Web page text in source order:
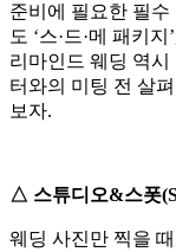
준비에 필요한 필수
도 ‘스·드·메 패키
리마인드 웨딩 역시
터와의 미팅 전 살펴
보자.
△ 스튜디오&스폿
웨딩 사진만 찍을